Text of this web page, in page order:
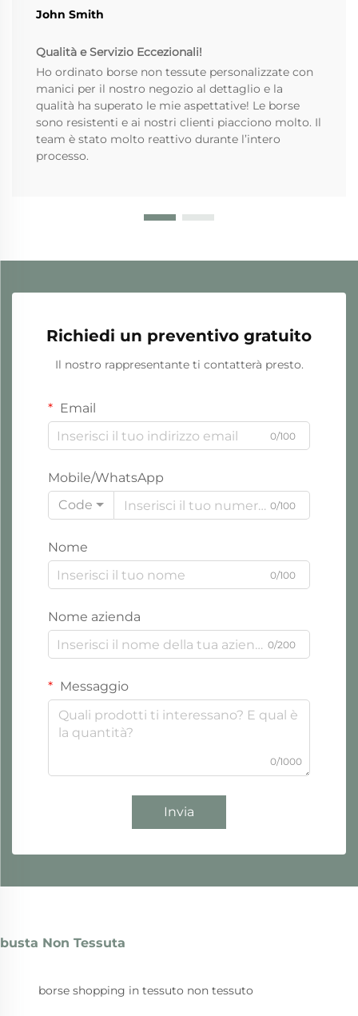
John Smith
Qualità e Servizio Eccezionali!
Ho ordinato borse non tessute personalizzate con
manici per il nostro negozio al dettaglio e la
qualità ha superato le mie aspettative! Le borse
sono resistenti e ai nostri clienti piacciono molto. Il
team è stato molto reattivo durante l’intero
processo.
Richiedi un preventivo gratuito
Il nostro rappresentante ti contatterà presto.
Email
0/100
Mobile/WhatsApp
Code
0/100
Nome
0/100
Nome azienda
0/200
Messaggio
0/1000
Invia
busta Non Tessuta
borse shopping in tessuto non tessuto